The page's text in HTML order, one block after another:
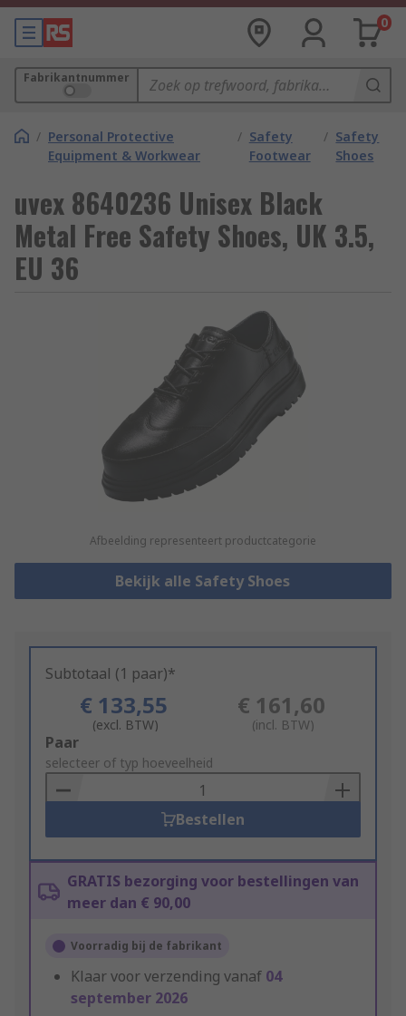
0
Fabrikantnummer
/ Personal Protective
Equipment & Workwear
/ Safety
Footwear
/ Safety
Shoes
uvex 8640236 Unisex Black
Metal Free Safety Shoes, UK 3.5,
EU 36
Afbeelding representeert productcategorie
Bekijk alle Safety Shoes
Subtotaal (1 paar)*
€ 133,55
(excl. BTW)
€ 161,60
(incl. BTW)
Add
to
Basket
Paar
selecteer of typ hoeveelheid
Bestellen
GRATIS bezorging voor bestellingen van
meer dan € 90,00
Voorradig bij de fabrikant
Klaar voor verzending vanaf 04
september 2026